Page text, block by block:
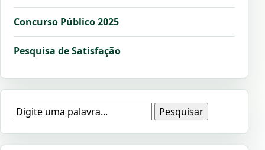
Concurso Público 2025
Pesquisa de Satisfação
Pesquisar